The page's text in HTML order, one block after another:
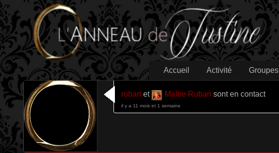
Accueil Activité Groupes
robartet Maître Ruban sont en contact
il y a 11 mois et 1 semaine